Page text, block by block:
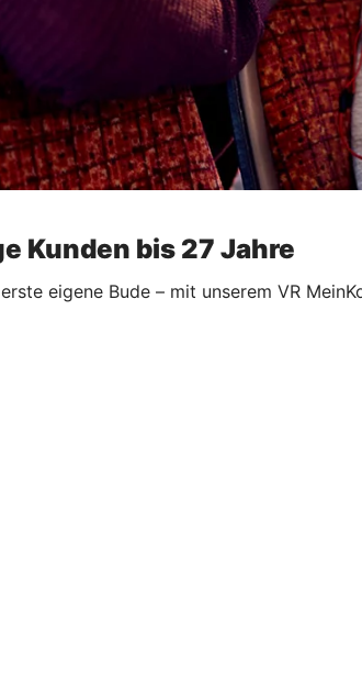
Kunden bis 27 Jahre
eigene Bude – mit unserem VR